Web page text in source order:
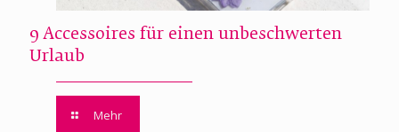
9 Accessoires für einen unbeschwerten
Urlaub
Mehr